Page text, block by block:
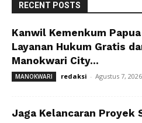
RECENT POSTS
Kanwil Kemenkum
Layanan Hukum Gratis
Manokwari City...
MANOKWARI redaksi - Agustus 7, 2026
Jaga Kelancaran Proyek